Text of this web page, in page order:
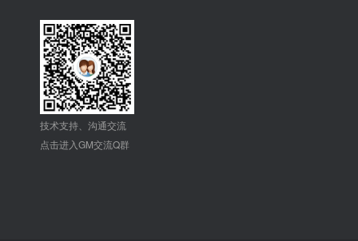
技术支持、沟通交流
点击进入GM交流Q群